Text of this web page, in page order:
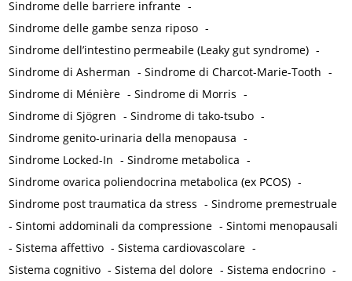
Sindrome delle barriere infrante -
Sindrome delle gambe senza riposo -
Sindrome dell’intestino permeabile (Leaky gut syndrome) -
Sindrome di Asherman -Sindrome di Charcot-Marie-Tooth -
Sindrome di Ménière -Sindrome di Morris -
Sindrome di Sjögren -Sindrome di tako-tsubo -
Sindrome genito-urinaria della menopausa -
Sindrome Locked-In -Sindrome metabolica -
Sindrome ovarica poliendocrina metabolica (ex PCOS) -
Sindrome post traumatica da stress -Sindrome premestruale
-Sintomi addominali da compressione -Sintomi menopausali
-Sistema affettivo -Sistema cardiovascolare -
Sistema cognitivo -Sistema del dolore -Sistema endocrino -